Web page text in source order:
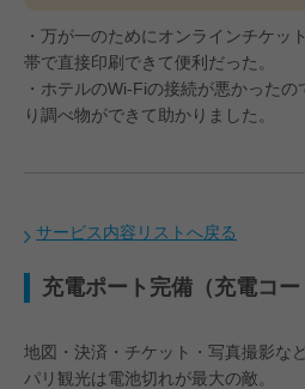
・万が一のためにオンラインチケッ
帯で直接印刷できて便利だった。
・ホテルのWi-Fiの接続が悪かったの
り調べ物ができて助かりました。
サービス内容リストへ戻る
充電ポート完備（充電コー
地図・決済・チケット・写真撮影な
パリ観光は電池切れが最大の敵。